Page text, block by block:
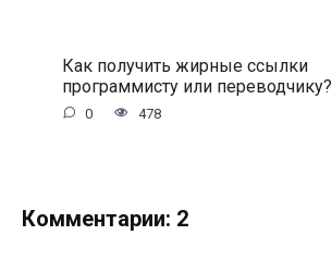
Как получить жирные ссылки
программисту или переводчику?
0 478
Комментарии: 2